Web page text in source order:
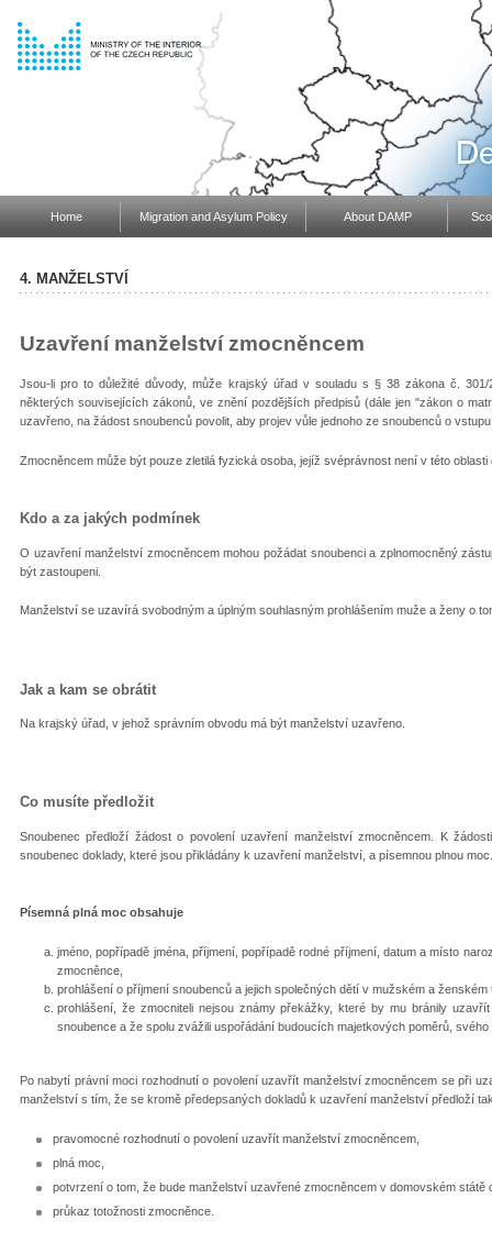
Home Migration and Asylum Policy About DAMP
4. MANŽELSTVÍ
Uzavření manželství zmocněncem
Jsou-li pro to důležité důvody, může krajský úřad v souladu s § 38 zákona č.
některých souvisejících zákonů, ve znění pozdějších předpisů (dále jen "zákon o
uzavřeno, na žádost snoubenců povolit, aby projev vůle jednoho ze snoubenců o
Zmocněncem může být pouze zletilá fyzická osoba, jejíž svéprávnost není v této oblasti
Kdo a za jakých podmínek
O uzavření manželství zmocněncem mohou požádat snoubenci a zplnomocněný
být zastoupeni.
Manželství se uzavírá svobodným a úplným souhlasným prohlášením muže a ženy o
Jak a kam se obrátit
Na krajský úřad, v jehož správním obvodu má být manželství uzavřeno.
Co musíte předložit
Snoubenec předloží žádost o povolení uzavření manželství zmocněncem. K
snoubenec doklady, které jsou přikládány k uzavření manželství, a písemnou plnou moc.
Písemná plná moc obsahuje
jméno, popřípadě jména, příjmení, popřípadě rodné příjmení, datum a místo
zmocněnce,
prohlášení o příjmení snoubenců a jejich společných dětí v mužském a ženském
prohlášení, že zmocniteli nejsou známy překážky, které by mu bránily
snoubence a že spolu zvážili uspořádání budoucích majetkových poměrů,
Po nabytí právní moci rozhodnutí o povolení uzavřít manželství zmocněncem se při
manželství s tím, že se kromě předepsaných dokladů k uzavření manželství předloží
pravomocné rozhodnutí o povolení uzavřít manželství zmocněncem,
plná moc,
potvrzení o tom, že bude manželství uzavřené zmocněncem v domovském státě
průkaz totožnosti zmocněnce.